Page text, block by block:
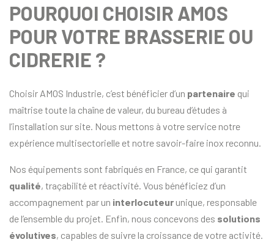
POURQUOI CHOISIR AMOS
POUR VOTRE BRASSERIE OU
CIDRERIE ?
Choisir AMOS Industrie, c’est bénéficier d’un partenaire qui
maîtrise toute la chaîne de valeur, du bureau d’études à
l’installation sur site. Nous mettons à votre service notre
expérience multisectorielle et notre savoir-faire inox reconnu.
Nos équipements sont fabriqués en France, ce qui garantit
qualité, traçabilité et réactivité. Vous bénéficiez d’un
accompagnement par un interlocuteur unique, responsable
de l’ensemble du projet. Enfin, nous concevons des solutions
évolutives, capables de suivre la croissance de votre activité.